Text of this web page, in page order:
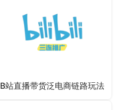
B站直播带货泛电商链路玩法